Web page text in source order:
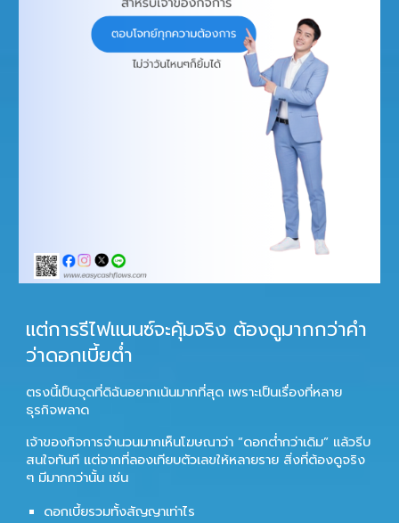
แต่การรีไฟแนนซ์จะคุ้มจริง ต้องดูมากกว่าคำ
ว่าดอกเบี้ยต่ำ
ตรงนี้เป็นจุดที่ดิฉันอยากเน้นมากที่สุด เพราะเป็นเรื่องที่หลาย
ธุรกิจพลาด
เจ้าของกิจการจำนวนมากเห็นโฆษณาว่า “ดอกต่ำกว่าเดิม” แล้วรีบ
สนใจทันที แต่จากที่ลองเทียบตัวเลขให้หลายราย สิ่งที่ต้องดูจริง
ๆ มีมากกว่านั้น เช่น
ดอกเบี้ยรวมทั้งสัญญาเท่าไร